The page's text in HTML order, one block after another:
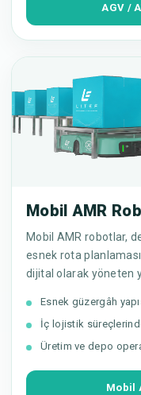
AGV /
Mobil AMR
Mobil AMR robotlar,
esnek rota
dijital olarak yöneten
Esnek güzergâh
İç lojistik
Üretim ve depo
Mobil